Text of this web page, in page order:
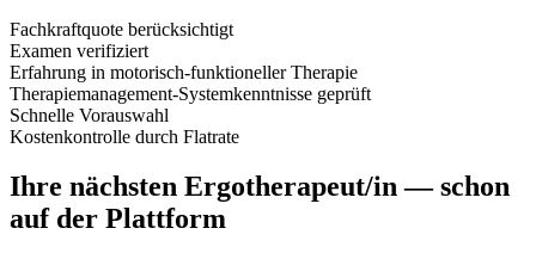
Fachkraftquote berücksichtigt
Examen verifiziert
Erfahrung in motorisch-funktioneller Therapie
Therapiemanagement-Systemkenntnisse geprüft
Schnelle Vorauswahl
Kostenkontrolle durch Flatrate
Ihre nächsten Ergotherapeut/in— schon
auf der Plattform